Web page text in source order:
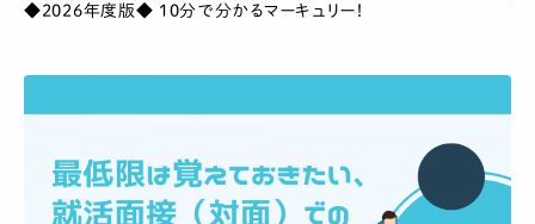
◆2026年度版◆ 10分で分かるマーキュリー！